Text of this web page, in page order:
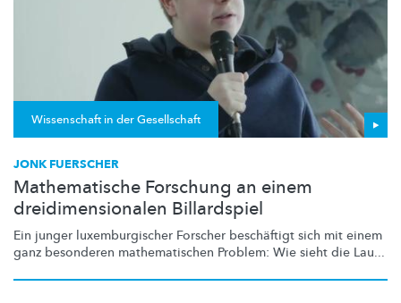
Wissenschaft in der Gesellschaft
JONK FUERSCHER
Mathematische Forschung an einem
dreidimensionalen Billardspiel
Ein junger luxemburgischer Forscher beschäftigt sich mit einem
ganz besonderen mathematischen Problem: Wie sieht die Lau...